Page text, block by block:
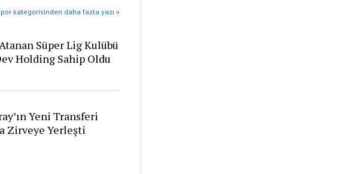
kategorisinden daha fazla yazı »
Süper Lig Kulübü
Holding Sahip Oldu
Yeni Transferi
Zirveye Yerleşti